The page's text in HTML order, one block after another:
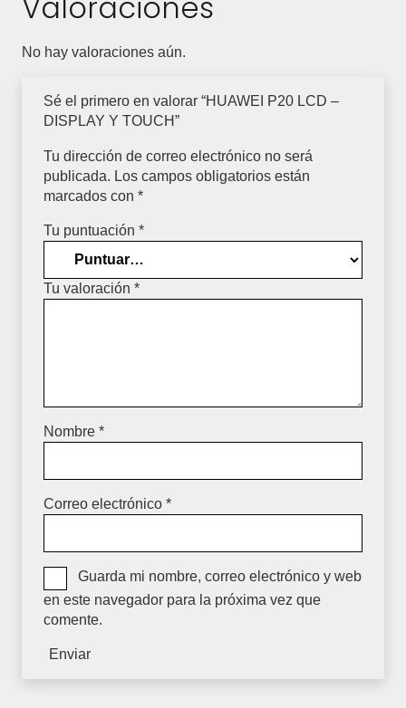
No hay valoraciones aún.
Sé el primero en valorar “HUAWEI P20 LCD –
DISPLAY Y TOUCH”
Tu dirección de correo electrónico no será
publicada. Los campos obligatorios están
marcados con *
Tu puntuación *
Tu valoración *
Nombre *
Correo electrónico *
Guarda mi nombre, correo electrónico y web
en este navegador para la próxima vez que
comente.